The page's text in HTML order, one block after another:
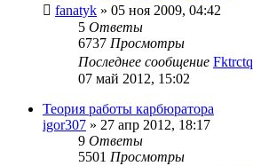
fanatyk » 05 ноя 2009, 04:42
5 Ответы
6737 Просмотры
Последнее сообщение Fktrctq
07 май 2012, 15:02
Теория работы карбюратора
igor307 » 27 апр 2012, 18:17
9 Ответы
5501 Просмотры